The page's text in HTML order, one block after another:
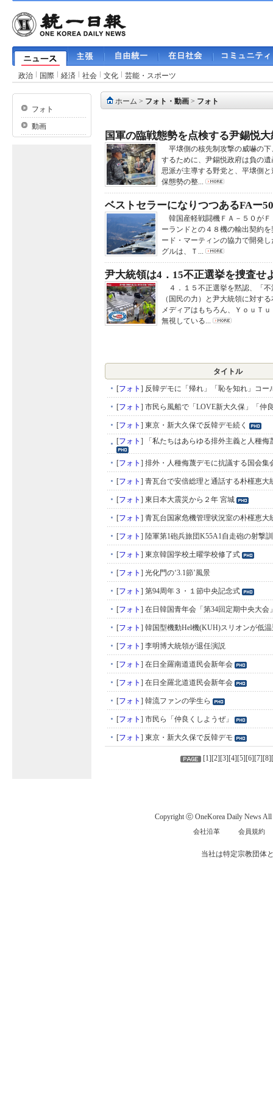
政治 国際 経済 社会 文化 芸能・スポーツ
フォト
動画
ホーム > フォト・動画 > フォト
国軍の臨戦態勢を点検する尹錫悦大
平壌側の核先制攻撃の威嚇の
するために、尹錫悦政府は負の
思派が主導する野党と、平壌側
保態勢の整...
ベストセラーになりつつあるFAー
韓国産軽戦闘機ＦＡ－５０が
ーランドとの４８機の輸出契約
ード・マーティンの協力で開発
グルは、Ｔ...
尹大統領は4．15不正選挙を捜査せ
４．１５不正選挙を黙認、「
（国民の力）と尹大統領に対す
メディアはもちろん、ＹｏｕＴ
無視している...
タイトル
[フォト ] 反韓デモに「帰れ」「恥を知れ」コー
[フォト ] 市民ら風船で「LOVE新大久保」「仲
[フォト ] 東京・新大久保で反韓デモ続く
[フォト ] 「私たちはあらゆる排外主義と人種侮
[フォト ] 排外・人種侮蔑デモに抗議する国会集
[フォト ] 青瓦台で安倍総理と通話する朴槿恵大
[フォト ] 東日本大震災から２年 宮城
[フォト ] 青瓦台国家危機管理状況室の朴槿恵大
[フォト ] 陸軍第1砲兵旅団K55A1自走砲の射撃
[フォト ] 東京韓国学校土曜学校修了式
[フォト ] 光化門の‘3.1節’風景
[フォト ] 第94周年３・１節中央記念式
[フォト ] 在日韓国青年会「第34回定期中央大会
[フォト ] 韓国型機動Hel機(KUH)スリオンが低
[フォト ] 李明博大統領が退任演説
[フォト ] 在日全羅南道道民会新年会
[フォト ] 在日全羅北道道民会新年会
[フォト ] 韓流ファンの学生ら
[フォト ] 市民ら「仲良くしようぜ」
[フォト ] 東京・新大久保で反韓デモ
[1][2][3][4][5][6][7][8][
Copyright ⓒ OneKorea Daily News All
会社沿革 会員規約
当社は特定宗教団体